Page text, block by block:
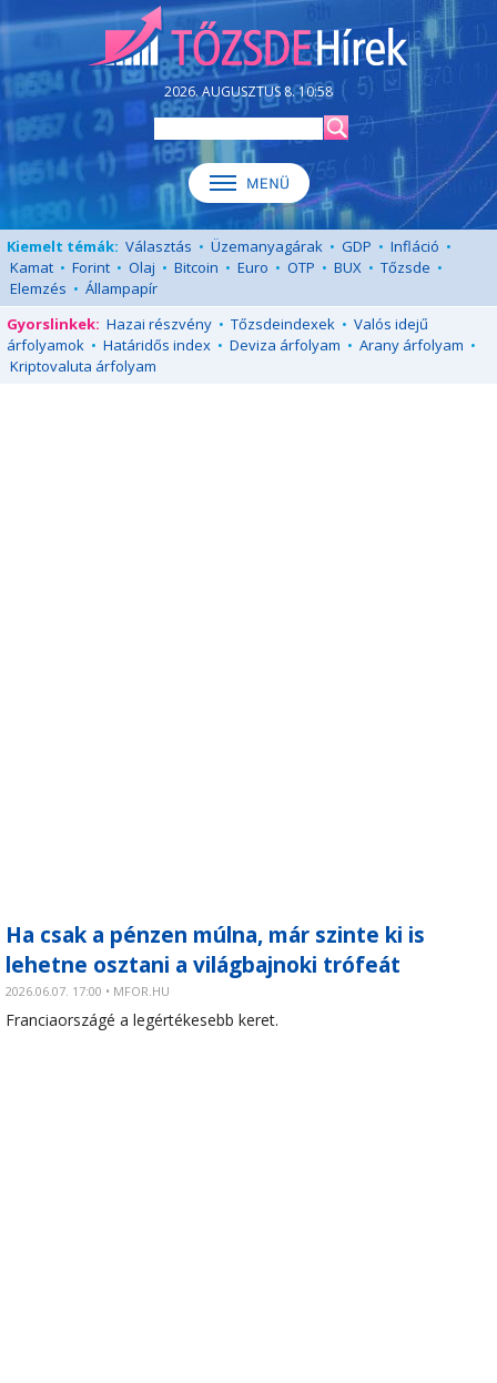
2026. AUGUSZTUS 8. 10:58
Kiemelt témák: Választás • Üzemanyagárak • GDP • Infláció •
Kamat • Forint • Olaj • Bitcoin • Euro • OTP • BUX • Tőzsde •
Elemzés • Állampapír
Gyorslinkek: Hazai részvény • Tőzsdeindexek • Valós idejű
árfolyamok • Határidős index • Deviza árfolyam • Arany árfolyam •
Kriptovaluta árfolyam
Ha csak a pénzen múlna, már szinte ki is
lehetne osztani a világbajnoki trófeát
2026.06.07. 17:00 • MFOR.HU
Franciaországé a legértékesebb keret.